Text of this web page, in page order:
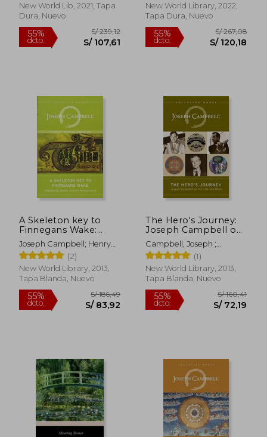
55% S/ 196,73 55%
dcto.
New World Lib, 2021, Tapa
Dura, Nuevo
New World Library, 2022,
Tapa Dura, Nuevo
A Skeleton key to
Finnegans Wake:
Unlocking James
Joyce's Masterwork
(en Inglés)
Joseph Campbell; Henry
Morton Robinson
(2)
New World Library, 2013,
Tapa Blanda, Nuevo
The Hero's Journey:
Joseph Campbell on
his Life and Work
(The Collected Works
of Joseph Campbell)
(en Inglés)
Campbell, Joseph ;
Cousineau, Phil ; Brown,
Stuart L.
(1)
New World Library, 2013,
Tapa Blanda, Nuevo